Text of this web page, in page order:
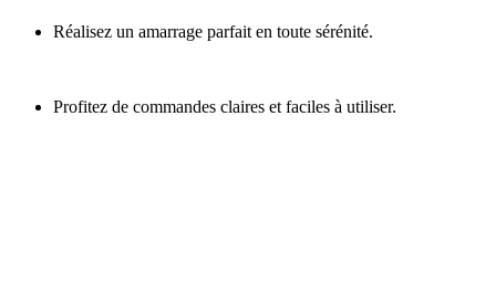
Réalisez un amarrage parfait en toute sérénité.
Profitez de commandes claires et faciles à utiliser.